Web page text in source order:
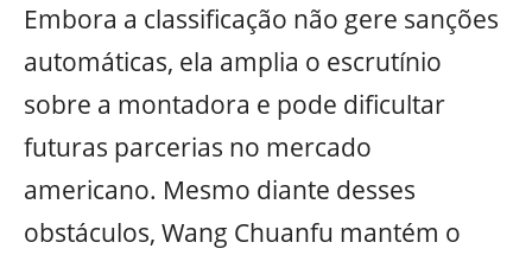
Embora a classificação não gere sanções
automáticas, ela amplia o escrutínio
sobre a montadora e pode dificultar
futuras parcerias no mercado
americano. Mesmo diante desses
obstáculos, Wang Chuanfu mantém o